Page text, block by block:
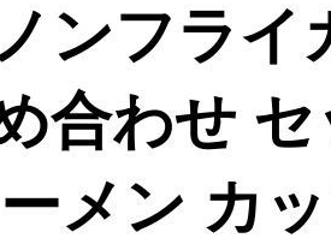
ンフライ
合わせ セ
メン カ